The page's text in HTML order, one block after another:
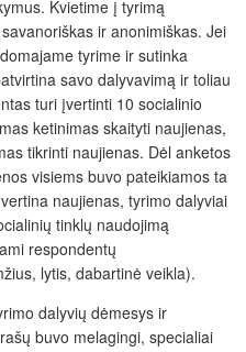
Kvietime į tyrimą
ir anonimiškas. Jei
tyrime ir sutinka
savo dalyvavimą ir toliau
turi įvertinti 10 socialinio
ketinimas skaityti naujienas,
tikrinti naujienas. Dėl anketos
visiems buvo pateikiamos ta
naujienas, tyrimo dalyviai
tinklų naudojimą
respondentų
lytis, dabartinė veikla).
dalyvių dėmesys ir
buvo melagingi, specialiai